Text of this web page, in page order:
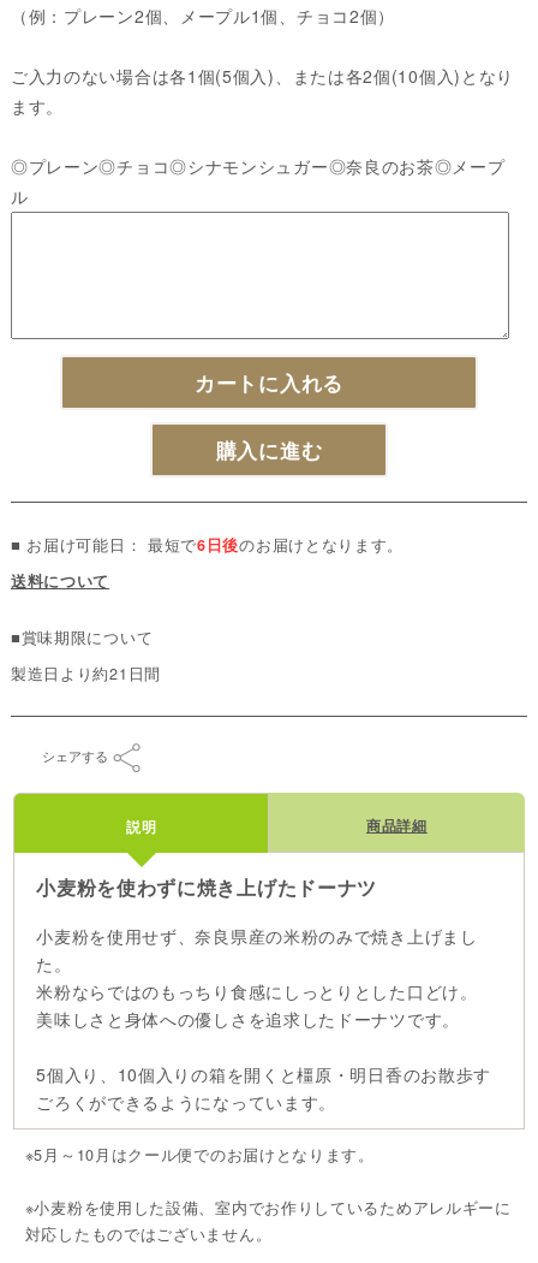
（例：プレーン2個、メープル1個、チョコ2個）
ご入力のない場合は各1個(5個入)、または各2個(10個入)となり
ます。
◎プレーン◎チョコ◎シナモンシュガー◎奈良のお茶◎メープ
ル
カートに入れる
購入に進む
■ お届け可能日： 最短で6日後のお届けとなります。
送料について
■賞味期限について
製造日より約21日間
シェアする
説明 商品詳細
小麦粉を使わずに焼き上げたドーナツ
小麦粉を使用せず、奈良県産の米粉のみで焼き上げまし
た。
米粉ならではのもっちり食感にしっとりとした口どけ。
美味しさと身体への優しさを追求したドーナツです。
5個入り、10個入りの箱を開くと橿原・明日香のお散歩す
ごろくができるようになっています。
※5月～10月はクール便でのお届けとなります。
※小麦粉を使用した設備、室内でお作りしているためアレルギーに
対応したものではございません。